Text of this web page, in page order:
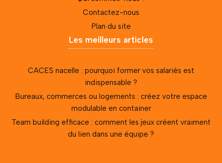
Contactez-nous
Plan du site
Les meilleurs articles
CACES nacelle : pourquoi former vos salariés est
indispensable ?
Bureaux, commerces ou logements : créez votre espace
modulable en container
Team building efficace : comment les jeux créent vraiment
du lien dans une équipe ?